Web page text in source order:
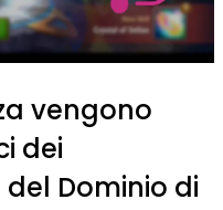
vengono
dei
Dominio di